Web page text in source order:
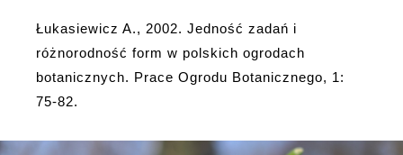
Łukasiewicz A., 2002. Jedność zadań i
różnorodność form w polskich ogrodach
botanicznych. Prace Ogrodu Botanicznego, 1:
75-82.